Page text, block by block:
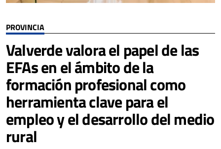
PROVINCIA
Valverde valora el papel de las
EFAs en el ámbito de la
formación profesional como
herramienta clave para el
empleo y el desarrollo del medio
rural